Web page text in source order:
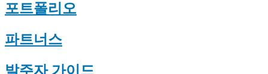
포트폴리오
파트너스
발주자 가이드